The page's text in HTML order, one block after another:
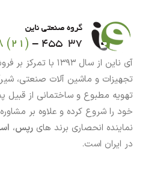
آی ناین از سال ۱۳۹۳
تجهیزات و ماشین آلات صنعتی،
تهویه مطبوع و ساختمانی از قبیل
خود را شروع کرده و علاوه بر
نماینده انحصاری برند های رپس،
در ایران است.